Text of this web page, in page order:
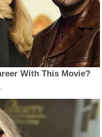
With This Movie?